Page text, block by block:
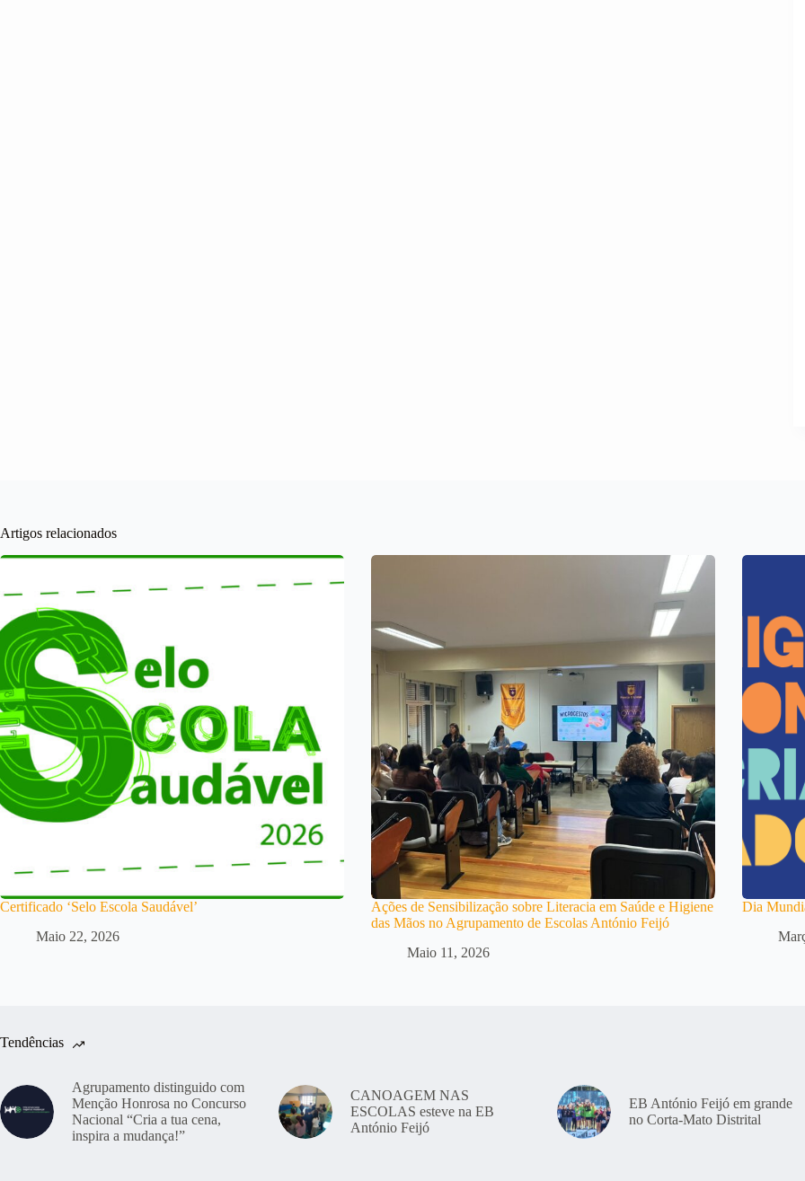
Artigos relacionados
Certificado ‘Selo Escola Saudável’
Maio 22, 2026
Ações de Sensibilização sobre Literacia em Saúde e Higiene
das Mãos no Agrupamento de Escolas António Feijó
Maio 11, 2026
Dia
Tendências
Agrupamento distinguido com
Menção Honrosa no Concurso
Nacional “Cria a tua cena,
inspira a mudança!”
CANOAGEM NAS
ESCOLAS esteve na EB
António Feijó
EB António Feijó em grande
no Corta-Mato Distrital